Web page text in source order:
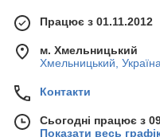
Працює з 01.11.2012
м. Хмельницький
Хмельницький,
Контакти
Сьогодні працює з
Показати весь